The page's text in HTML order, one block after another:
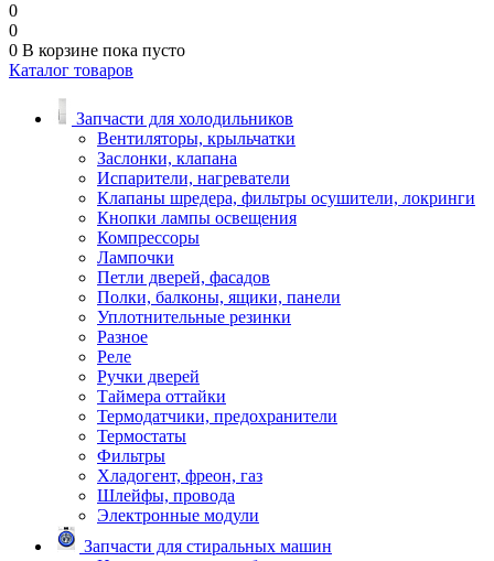
0
0
0 В корзине пока пусто
Каталог товаров
Запчасти для холодильников
Вентиляторы, крыльчатки
Заслонки, клапана
Испарители, нагреватели
Клапаны шредера, фильтры осушители, локринги
Кнопки лампы освещения
Компрессоры
Лампочки
Петли дверей, фасадов
Полки, балконы, ящики, панели
Уплотнительные резинки
Разное
Реле
Ручки дверей
Таймера оттайки
Термодатчики, предохранители
Термостаты
Фильтры
Хладогент, фреон, газ
Шлейфы, провода
Электронные модули
Запчасти для стиральных машин